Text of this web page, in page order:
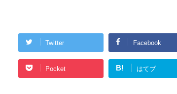
Twitter Facebook
Pocket B! はてブ